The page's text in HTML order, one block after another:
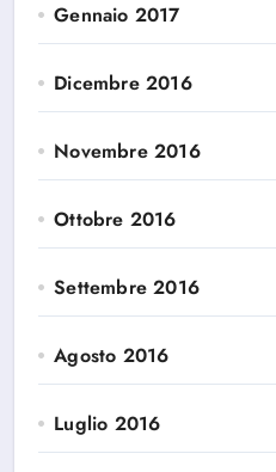
Gennaio 2017
Dicembre 2016
Novembre 2016
Ottobre 2016
Settembre 2016
Agosto 2016
Luglio 2016